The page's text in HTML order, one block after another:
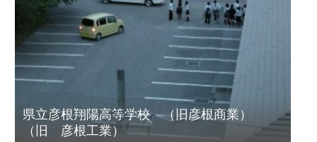
県立彦根翔陽高等学校 （旧彦根商業）
（旧 彦根工業）